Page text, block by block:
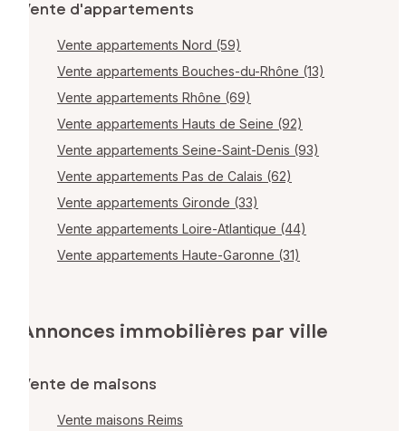
Vente d'appartements
Vente appartements Nord (59)
Vente appartements Bouches-du-Rhône (13)
Vente appartements Rhône (69)
Vente appartements Hauts de Seine (92)
Vente appartements Seine-Saint-Denis (93)
Vente appartements Pas de Calais (62)
Vente appartements Gironde (33)
Vente appartements Loire-Atlantique (44)
Vente appartements Haute-Garonne (31)
Annonces immobilières par ville
Vente de maisons
Vente maisons Reims